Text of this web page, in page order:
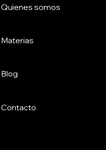
Quienes somos
Materias
Blog
Contacto